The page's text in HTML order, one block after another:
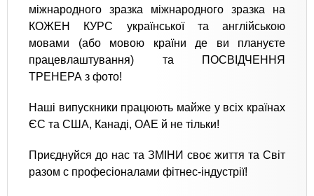
міжнародного зразка міжнародного зразка на
КОЖЕН КУРС української та англійською
мовами (або мовою країни де ви плануєте
працевлаштування) та ПОСВІДЧЕННЯ
ТРЕНЕРА з фото!
Наші випускники працюють майже у всіх країнах
ЄС та США, Канаді, ОАЕ й не тільки!
Приєднуйся до нас та ЗМІНИ своє життя та Світ
разом с професіоналами фітнес-індустрії!